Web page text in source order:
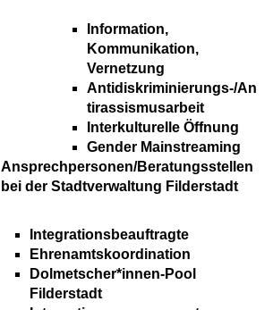
Information,
Kommunikation,
Vernetzung
Antidiskriminierungs-/An
tirassismusarbeit
Interkulturelle Öffnung
Gender Mainstreaming
Ansprechpersonen/Beratungsstellen
bei der Stadtverwaltung Filderstadt
Integrationsbeauftragte
Ehrenamtskoordination
Dolmetscher*innen-Pool
Filderstadt